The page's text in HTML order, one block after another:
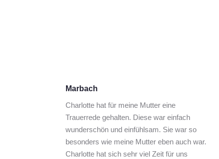
Marbach
Charlotte hat für meine Mutter eine
Trauerrede gehalten. Diese war einfach
wunderschön und einfühlsam. Sie war so
besonders wie meine Mutter eben auch war.
Charlotte hat sich sehr viel Zeit für uns